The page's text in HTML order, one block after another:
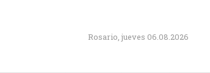
Rosario, jueves 06.08.2026